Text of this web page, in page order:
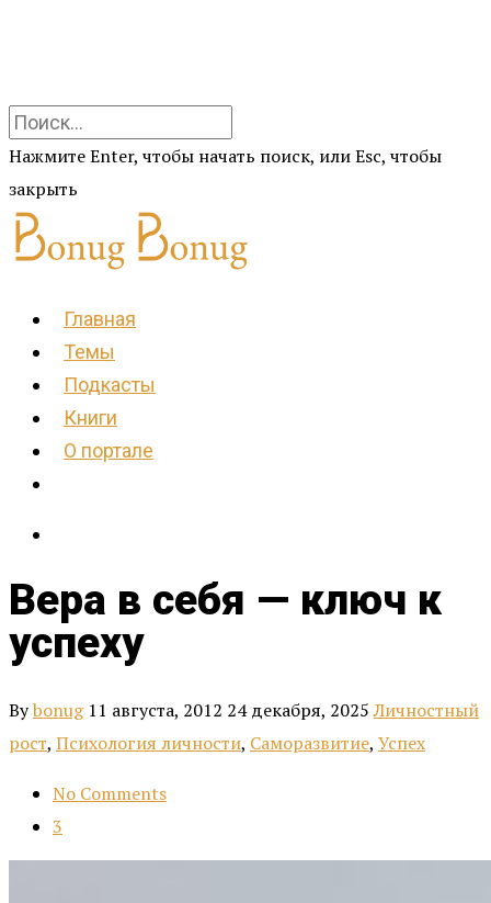
Нажмите Enter, чтобы начать поиск, или Esc, чтобы
закрыть
Главная
Темы
Подкасты
Книги
О портале
Вера в себя — ключ к
успеху
Bybonug 11 августа, 2012 24 декабря, 2025 Личностный
рост, Психология личности, Саморазвитие, Успех
No Comments
3